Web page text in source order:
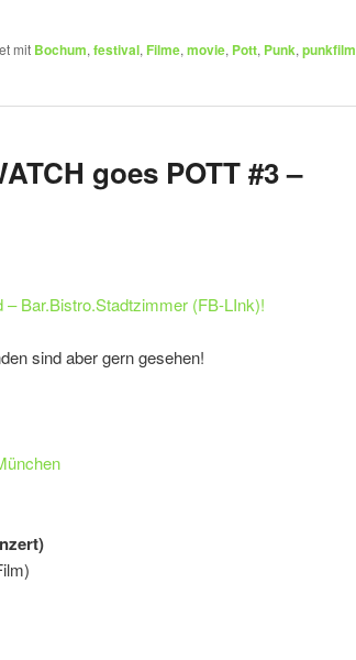
mit Bochum, festival, Filme, movie, Pott, Punk, punkfilm
goes POTT #3 –
– Bar.Bistro.Stadtzimmer (FB-LInk)!
sind aber gern gesehen!